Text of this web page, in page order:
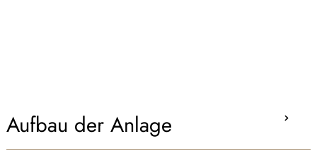
Aufbau der Anlage